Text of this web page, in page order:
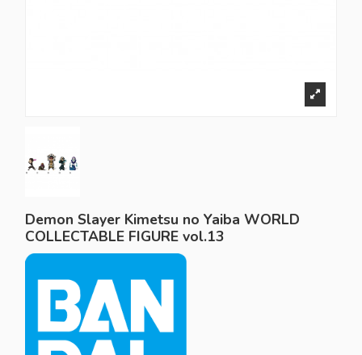
Demon Slayer Kimetsu no Yaiba WORLD
COLLECTABLE FIGURE vol.13